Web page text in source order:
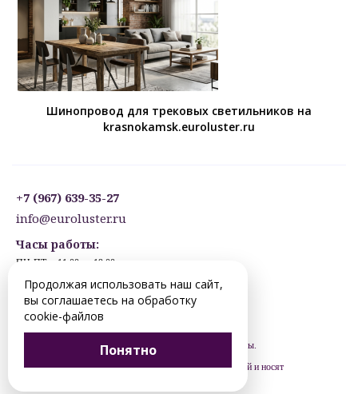
Шинопровод для трековых светильников на
krasnokamsk.euroluster.ru
+7 (967) 639-35-27
info@euroluster.ru
Часы работы:
ПН-ПТ: с 11:00 до 19:00
ВС: ВЫХОДНОЙ
Предварительная запись.
© 2012-2026 krasnokamsk.euroluster.ru. Все права защищены.
Цены, указанные на сайте, не являются публичной офертой и носят
Продолжая использовать наш сайт,
вы соглашаетесь на обработку
cookie-файлов
Понятно